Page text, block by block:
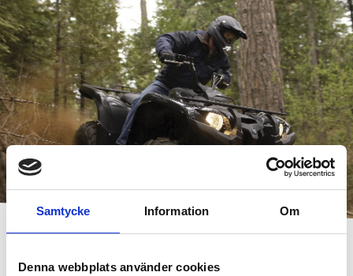
Samtycke Information Om
Denna webbplats använder cookies